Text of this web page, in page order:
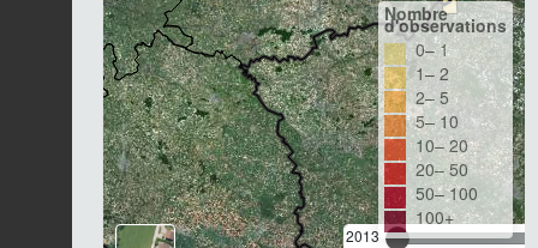
2013
Nombre
d'observations
0– 1
1– 2
2– 5
5– 10
10– 20
20– 50
50– 100
100+